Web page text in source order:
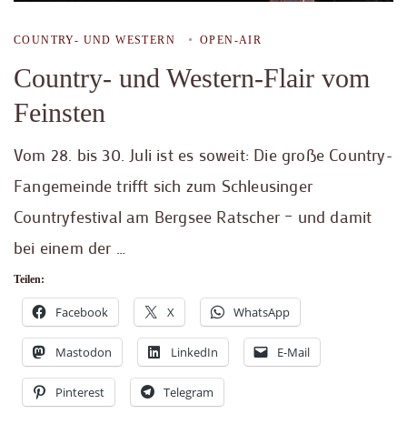
COUNTRY- UND WESTERN OPEN-AIR
Country- und Western-Flair vom
Feinsten
Vom 28. bis 30. Juli ist es soweit: Die große Country-
Fangemeinde trifft sich zum Schleusinger
Countryfestival am Bergsee Ratscher – und damit
bei einem der …
Teilen:
Facebook X WhatsApp
Mastodon LinkedIn E-Mail
Pinterest Telegram